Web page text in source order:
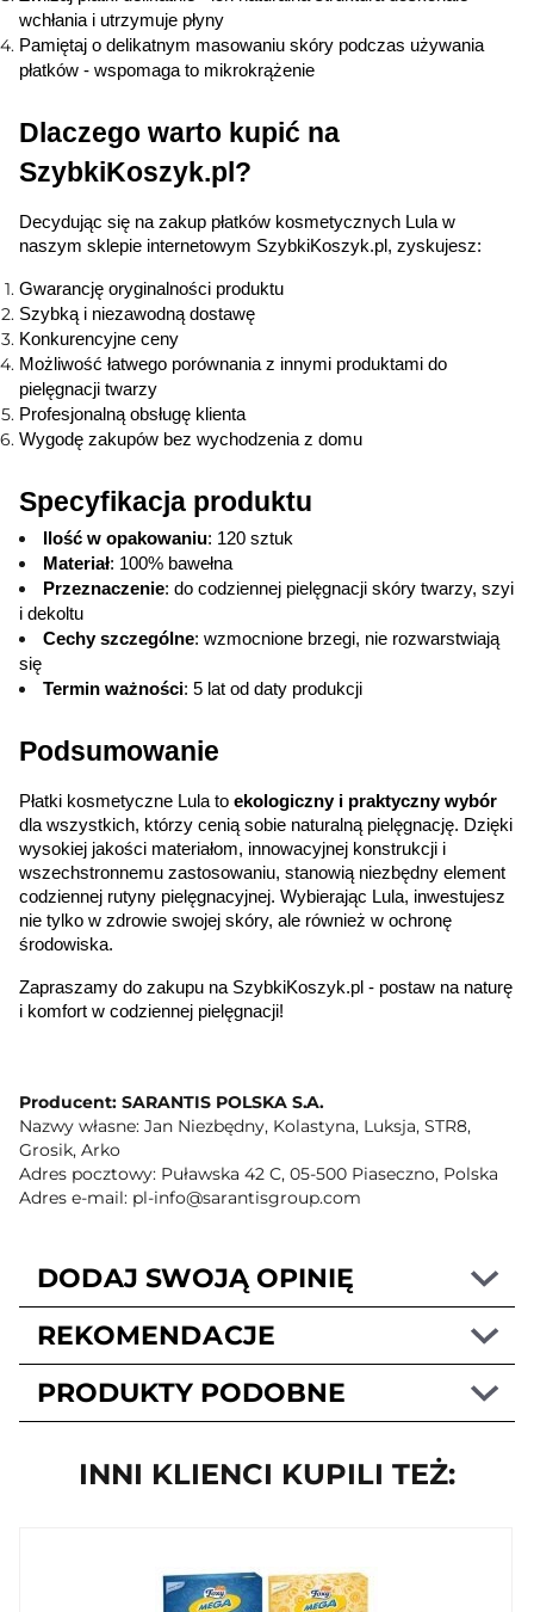
wchłania i utrzymuje płyny
Pamiętaj o delikatnym masowaniu skóry podczas używania
płatków - wspomaga to mikrokrążenie
Dlaczego warto kupić na
SzybkiKoszyk.pl?
Decydując się na zakup płatków kosmetycznych Lula w
naszym sklepie internetowym SzybkiKoszyk.pl, zyskujesz:
Gwarancję oryginalności produktu
Szybką i niezawodną dostawę
Konkurencyjne ceny
Możliwość łatwego porównania z innymi produktami do
pielęgnacji twarzy
Profesjonalną obsługę klienta
Wygodę zakupów bez wychodzenia z domu
Specyfikacja produktu
Ilość w opakowaniu: 120 sztuk
Materiał: 100% bawełna
Przeznaczenie: do codziennej pielęgnacji skóry twarzy, szyi
i dekoltu
Cechy szczególne: wzmocnione brzegi, nie rozwarstwiają
się
Termin ważności: 5 lat od daty produkcji
Podsumowanie
Płatki kosmetyczne Lula to ekologiczny i praktyczny wybór
dla wszystkich, którzy cenią sobie naturalną pielęgnację. Dzięki
wysokiej jakości materiałom, innowacyjnej konstrukcji i
wszechstronnemu zastosowaniu, stanowią niezbędny element
codziennej rutyny pielęgnacyjnej. Wybierając Lula, inwestujesz
nie tylko w zdrowie swojej skóry, ale również w ochronę
środowiska.
Zapraszamy do zakupu na SzybkiKoszyk.pl - postaw na naturę
i komfort w codziennej pielęgnacji!
Producent: SARANTIS POLSKA S.A.
Nazwy własne: Jan Niezbędny, Kolastyna, Luksja, STR8,
Grosik, Arko
Adres pocztowy: Puławska 42 C, 05-500 Piaseczno, Polska
Adres e-mail: pl-info@sarantisgroup.com
DODAJ SWOJĄ OPINIĘ
REKOMENDACJE
PRODUKTY PODOBNE
INNI KLIENCI KUPILI TEŻ: